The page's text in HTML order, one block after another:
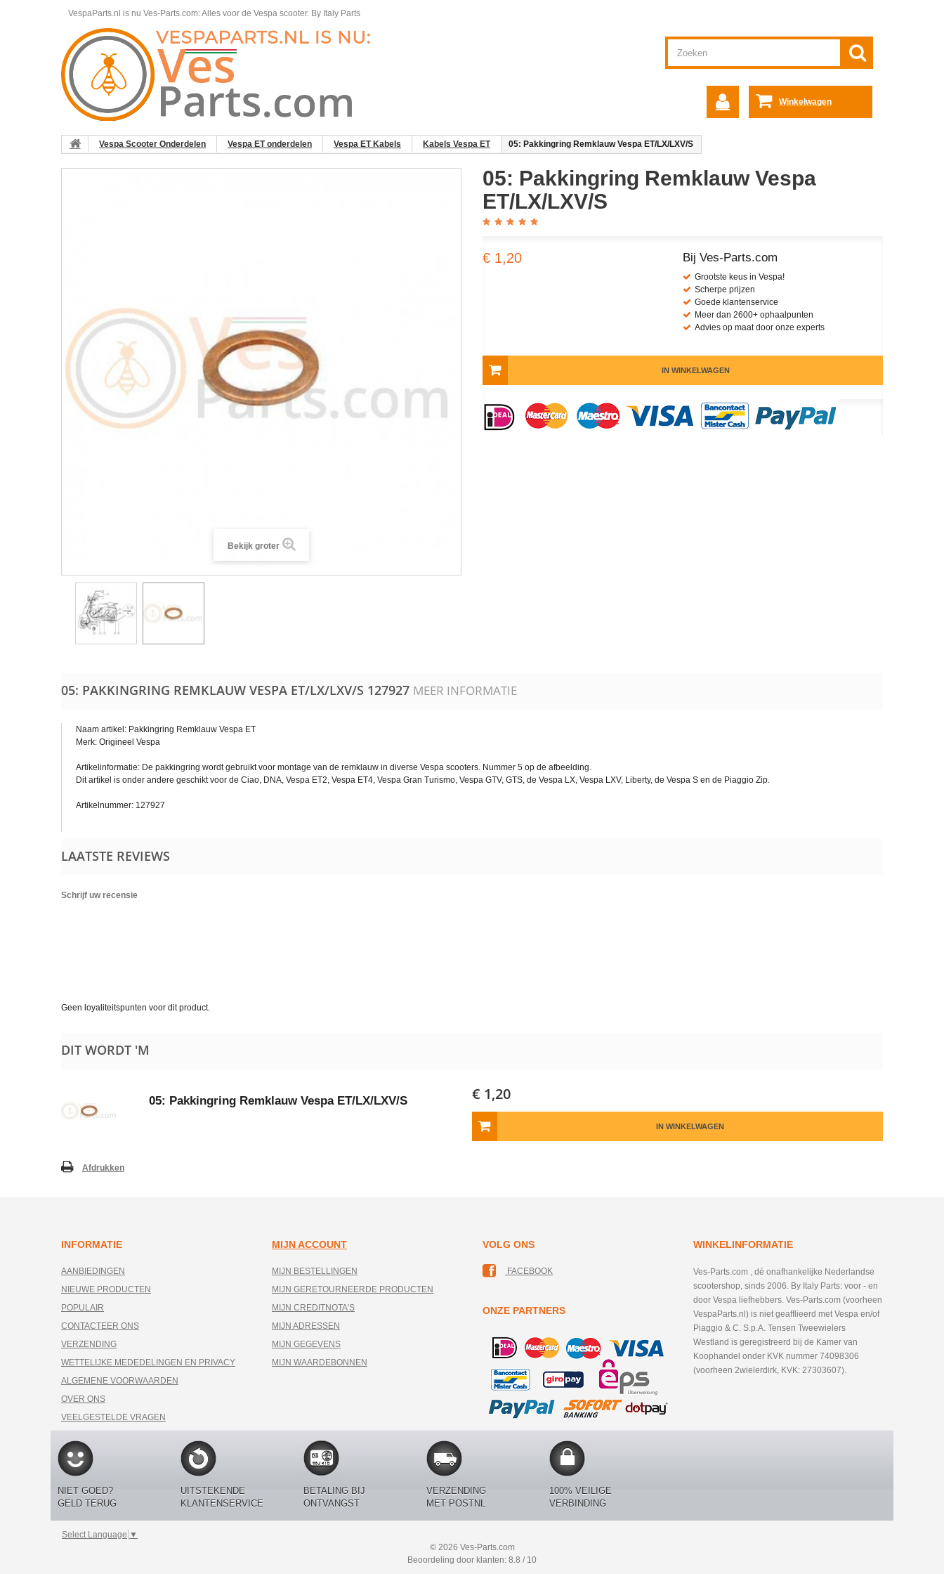
VespaParts.nl is nu Ves-Parts.com: Alles voor de Vespa scooter. By Italy Parts
Winkelwagen
Vespa Scooter Onderdelen Vespa ET onderdelen Vespa ET Kabels Kabels Vespa ET 05: Pakkingring Remklauw Vespa ET/LX/LXV/S
Bekijk groter
05: Pakkingring Remklauw Vespa
ET/LX/LXV/S
€ 1,20 Bij Ves-Parts.com
Grootste keus in Vespa!
Scherpe prijzen
Goede klantenservice
Meer dan 2600+ ophaalpunten
Advies op maat door onze experts
IN WINKELWAGEN
05: PAKKINGRING REMKLAUW VESPA ET/LX/LXV/S 127927 MEER INFORMATIE
Naam artikel: Pakkingring Remklauw Vespa ET
Merk: Origineel Vespa
Artikelinformatie: De pakkingring wordt gebruikt voor montage van de remklauw in diverse Vespa scooters. Nummer 5 op de afbeelding.
Dit artikel is onder andere geschikt voor de Ciao, DNA, Vespa ET2, Vespa ET4, Vespa Gran Turismo, Vespa GTV, GTS, de Vespa LX, Vespa LXV, Liberty, de Vespa S en de Piaggio Zip.
Artikelnummer: 127927
LAATSTE REVIEWS
Schrijf uw recensie
Geen loyaliteitspunten voor dit product.
DIT WORDT 'M
05: Pakkingring Remklauw Vespa ET/LX/LXV/S € 1,20
IN WINKELWAGEN
Afdrukken
INFORMATIE
AANBIEDINGEN
NIEUWE PRODUCTEN
POPULAIR
CONTACTEER ONS
VERZENDING
WETTELIJKE MEDEDELINGEN EN PRIVACY
ALGEMENE VOORWAARDEN
OVER ONS
VEELGESTELDE VRAGEN
MIJN ACCOUNT
MIJN BESTELLINGEN
MIJN GERETOURNEERDE PRODUCTEN
MIJN CREDITNOTA'S
MIJN ADRESSEN
MIJN GEGEVENS
MIJN WAARDEBONNEN
VOLG ONS
FACEBOOK
ONZE PARTNERS
WINKELINFORMATIE
Ves-Parts.com , dé onafhankelijke Nederlandse
scootershop, sinds 2006. By Italy Parts: voor - en
door Vespa liefhebbers. Ves-Parts.com (voorheen
VespaParts.nl) is niet geafflieerd met Vespa en/of
Piaggio & C. S.p.A. Tensen Tweewielers
Westland is geregistreerd bij de Kamer van
Koophandel onder KVK nummer 74098306
(voorheen 2wielerdirk, KVK: 27303607).
NIET GOED?
GELD TERUG
UITSTEKENDE
KLANTENSERVICE
BETALING BIJ
ONTVANGST
VERZENDING
MET POSTNL
100% VEILIGE
VERBINDING
Select Language ▼
© 2026 Ves-Parts.com
Beoordeling door klanten: 8.8 / 10